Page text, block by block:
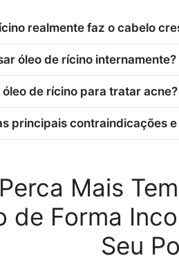
realmente faz o cabelo
óleo de rícino internamente?
óleo de rícino para tratar acne?
principais contraindicações
Mais
de Forma
Seu